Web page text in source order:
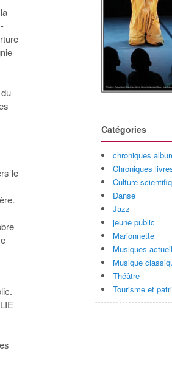
le
Catégories
chroniques
Chroniques
Culture
Danse
Jazz
jeune public
Marionnette
Musiques
Musique
Théâtre
Tourisme et